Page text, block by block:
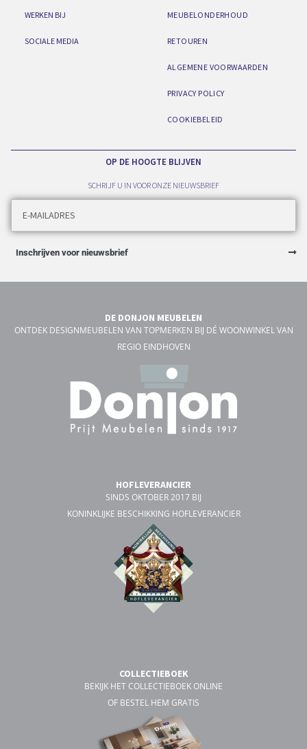
WERKEN BIJ
SOCIALE MEDIA
MEUBELONDERHOUD
RETOUREN
ALGEMENE VOORWAARDEN
PRIVACY POLICY
COOKIEBELEID
OP DE HOOGTE BLIJVEN
SCHRIJF U IN VOOR ONZE NIEUWSBRIEF
Inschrijven voor nieuwsbrief
DE DONJON MEUBELEN
ONTDEK DESIGNMEUBELEN VAN TOPMERKEN BIJ DÉ WOONWINKEL VAN
REGIO EINDHOVEN
HOFLEVERANCIER
SINDS OKTOBER 2017 BIJ
KONINKLIJKE BESCHIKKING HOFLEVERANCIER
COLLECTIEBOEK
BEKIJK HET COLLECTIEBOEK ONLINE
OF BESTEL HEM GRATIS